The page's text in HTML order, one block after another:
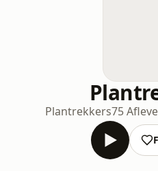
Plantrekkers75